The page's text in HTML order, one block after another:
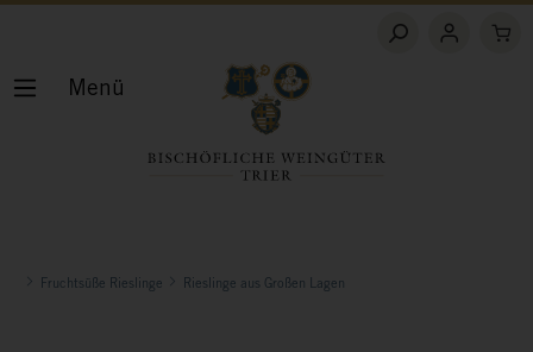
Fruchtsüße Rieslinge Rieslinge aus Großen Lagen
Menü